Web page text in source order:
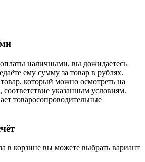
наличными, вы дожидаетесь
ему сумму за товар в рублях.
который можно осмотреть на
указанным условиям.
товаросопроводительные
в корзине вы можете выбрать вариант